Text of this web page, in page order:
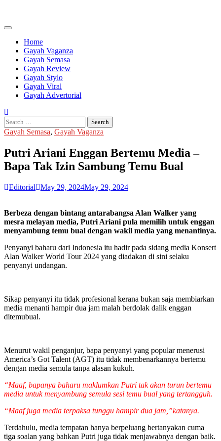
content
Home
Gayah Vaganza
Gayah Semasa
Gayah Review
Gayah Stylo
Gayah Viral
Gayah Advertorial
Search
for:
Gayah Semasa, Gayah Vaganza
Putri Ariani Enggan Bertemu Media –
Bapa Tak Izin Sambung Temu Bual
Editorial May 29, 2024May 29, 2024
Berbeza dengan bintang antarabangsa Alan Walker yang
mesra melayan media, Putri Ariani pula memilih untuk enggan
menyambung temu bual dengan wakil media yang menantinya.
Penyanyi baharu dari Indonesia itu hadir pada sidang media Konsert
Alan Walker World Tour 2024 yang diadakan di sini selaku
penyanyi undangan.
Sikap penyanyi itu tidak profesional kerana bukan saja membiarkan
media menanti hampir dua jam malah berdolak dalik enggan
ditemubual.
Menurut wakil penganjur, bapa penyanyi yang popular menerusi
America’s Got Talent (AGT) itu tidak membenarkannya bertemu
dengan media semula tanpa alasan kukuh.
“Maaf, bapanya baharu maklumkan Putri tak akan turun bertemu
media untuk menyambung semula sesi temu bual yang tertangguh.
“Maaf juga media terpaksa tunggu hampir dua jam,”katanya.
Terdahulu, media tempatan hanya berpeluang bertanyakan cuma
tiga soalan yang bahkan Putri juga tidak menjawabnya dengan baik.